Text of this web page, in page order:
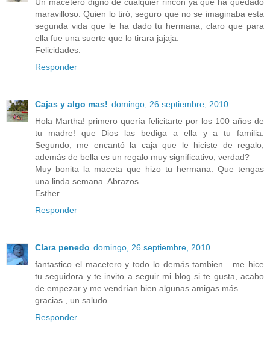
Un macetero digno de cualquier rincón ya que ha quedado
maravilloso. Quien lo tiró, seguro que no se imaginaba esta
segunda vida que le ha dado tu hermana, claro que para
ella fue una suerte que lo tirara jajaja.
Felicidades.
Responder
Cajas y algo mas! domingo, 26 septiembre, 2010
Hola Martha! primero quería felicitarte por los 100 años de
tu madre! que Dios las bediga a ella y a tu familia.
Segundo, me encantó la caja que le hiciste de regalo,
además de bella es un regalo muy significativo, verdad?
Muy bonita la maceta que hizo tu hermana. Que tengas
una linda semana. Abrazos
Esther
Responder
Clara penedo domingo, 26 septiembre, 2010
fantastico el macetero y todo lo demás tambien....me hice
tu seguidora y te invito a seguir mi blog si te gusta, acabo
de empezar y me vendrían bien algunas amigas más.
gracias , un saludo
Responder